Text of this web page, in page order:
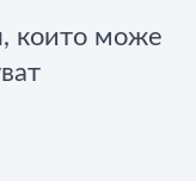
които може